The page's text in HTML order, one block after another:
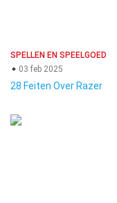
SPELLEN EN SPEELGOED
03 feb 2025
28 Feiten Over Razer